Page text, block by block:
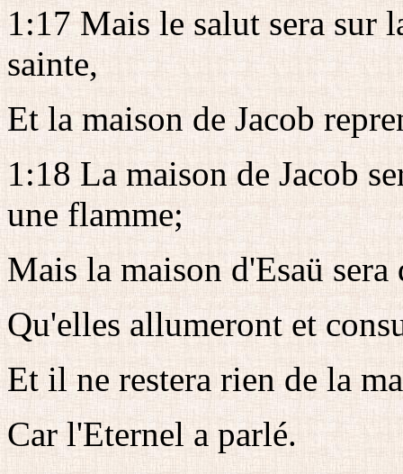
1:17 Mais le salut sera sur
sainte,
Et la maison de Jacob
1:18 La maison de Jacob
une flamme;
Mais la maison d'Esaü sera
Qu'elles allumeront et
Et il ne restera rien de la
Car l'Eternel a parlé.